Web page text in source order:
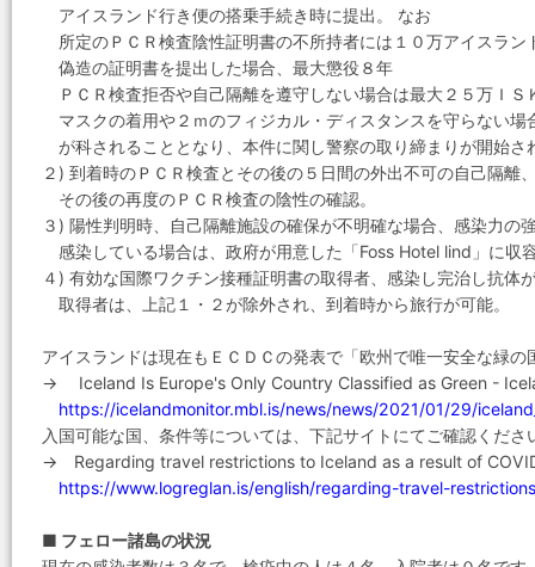
アイスランド行き便の搭乗手続き時に提出。 なお
所定のＰＣＲ検査陰性証明書の不所持者には１０万アイスラン
偽造の証明書を提出した場合、最大懲役８年
ＰＣＲ検査拒否や自己隔離を遵守しない場合は最大２５万ＩＳ
マスクの着用や２ｍのフィジカル・ディスタンスを守らない場
が科されることとなり、本件に関し警察の取り締まりが開始さ
２) 到着時のＰＣＲ検査とその後の５日間の外出不可の自己隔離
その後の再度のＰＣＲ検査の陰性の確認。
３) 陽性判明時、自己隔離施設の確保が不明確な場合、感染力の
感染している場合は、政府が用意した「Foss Hotel lind」に収
４) 有効な国際ワクチン接種証明書の取得者、感染し完治し抗体
取得者は、上記１・２が除外され、到着時から旅行が可能。
アイスランドは現在もＥＣＤＣの発表で「欧州で唯一安全な緑の
→ Iceland Is Europe's Only Country Classified as Green -
https://icelandmonitor.mbl.is/news/news/2021/01/29/
入国可能な国、条件等については、下記サイトにてご確認くださ
→ Regarding travel restrictions to Iceland as a result of
https://www.logreglan.is/english/regarding-travel-
■ フェロー諸島の状況